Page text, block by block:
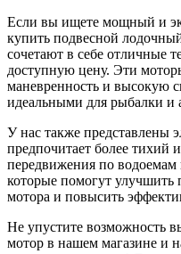
Если вы ищете мощный и
купить подвесной
сочетают в себе отличные
доступную цену. Эти
маневренность и высокую
идеальными для рыбалки и
У нас также представлены
предпочитает более тихий
передвижения по
которые помогут улучшить
мотора и повысить
Не упустите возможность
мотор в нашем магазине и